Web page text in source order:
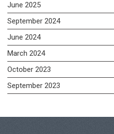
June 2025
September 2024
June 2024
March 2024
October 2023
September 2023